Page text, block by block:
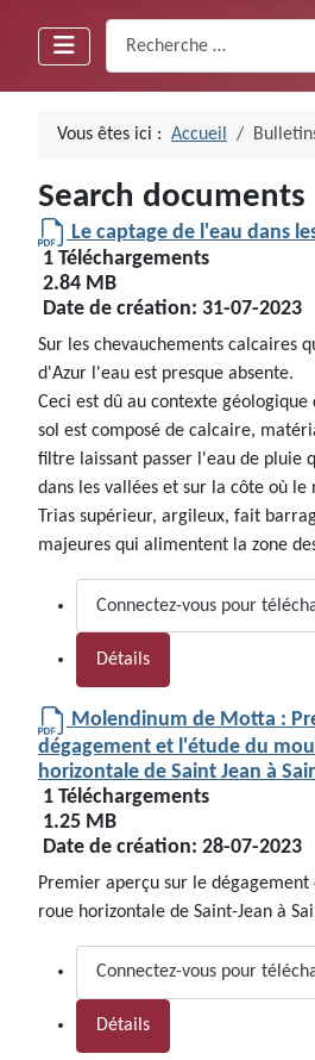
Vous êtes ici : Accueil
Search documents
Le captage de l'eau dans
1 Téléchargements
2.84 MB
Date de création: 31-07-2023
Sur les chevauchements calcaires
d'Azur l'eau est presque absente.
Ceci est dû au contexte géologique
sol est composé de calcaire,
filtre laissant passer l'eau de pluie
dans les vallées et sur la côte où le
Trias supérieur, argileux, fait
majeures qui alimentent la zone
Connectez-vous pour
Détails
Molendinum de Motta :
dégagement et l'étude du
horizontale de Saint Jean à
1 Téléchargements
1.25 MB
Date de création: 28-07-2023
Premier aperçu sur le dégagement
roue horizontale de Saint-Jean à
Connectez-vous pour
Détails